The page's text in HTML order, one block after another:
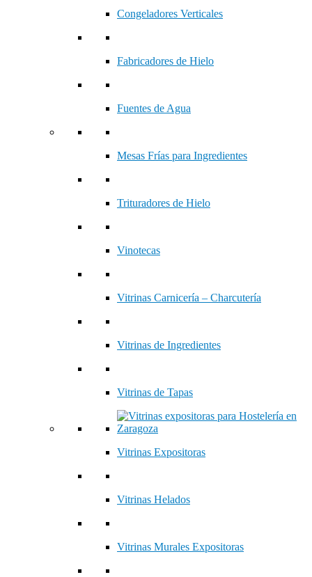
Congeladores Verticales
Fabricadores de Hielo
Fuentes de Agua
Mesas Frías para Ingredientes
Trituradores de Hielo
Vinotecas
Vitrinas Carnicería – Charcutería
Vitrinas de Ingredientes
Vitrinas de Tapas
Vitrinas Expositoras
Vitrinas Helados
Vitrinas Murales Expositoras